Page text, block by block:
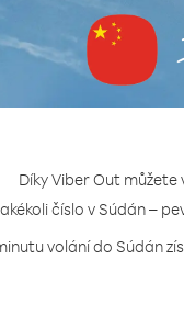
Díky Viber Out
číslo v Súdán –
volání do Súdán